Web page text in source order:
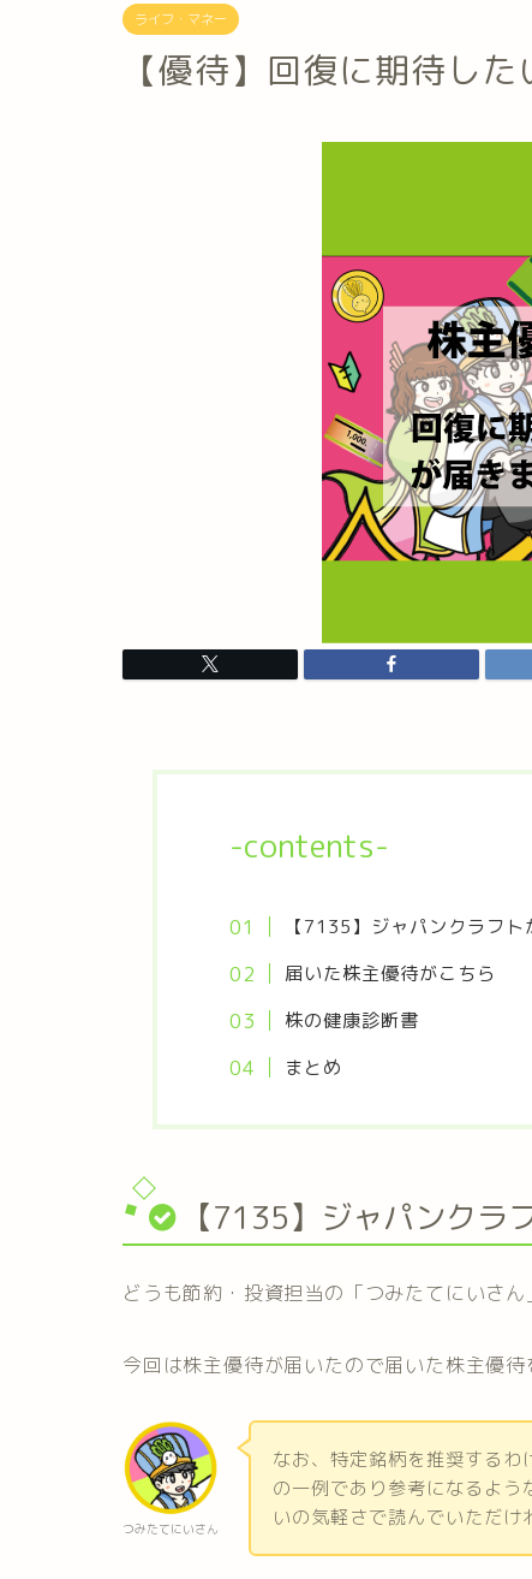
ライフ・マネー
【優待】回復に期待し
-contents-
【7135】ジャパンクラフ
届いた株主優待がこちら
株の健康診断書
まとめ
【7135】ジャパンクラ
どうも節約・投資担当の「つみたてにいさん
今回は株主優待が届いたので届いた株主優
つみたてにいさん
なお、特定銘柄を推奨する
の一例であり参考になるよう
いの気軽さで読んでいただけ